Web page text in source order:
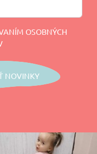
OSOBNÝCH
NOVINKY